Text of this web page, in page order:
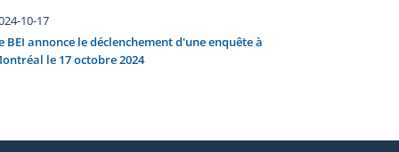
10-17
BEI annonce le déclenchement d'une enquête à
le 17 octobre 2024